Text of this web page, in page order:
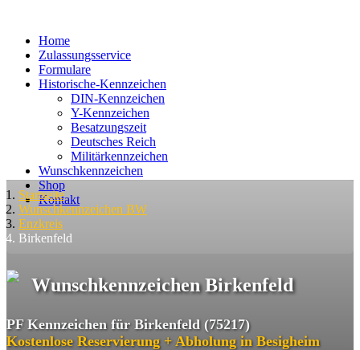
Home
Zulassungsservice
Formulare
Historische-Kennzeichen
DIN-Kennzeichen
Y-Kennzeichen
Besatzungszeit
Deutsches Reich
Militärkennzeichen
Wunschkennzeichen
Shop
Kontakt
Startseite
Wunschkennzeichen BW
Enzkreis
Birkenfeld
Wunschkennzeichen Birkenfeld
PF Kennzeichen für Birkenfeld (75217)
Kostenlose Reservierung + Abholung in Besigheim